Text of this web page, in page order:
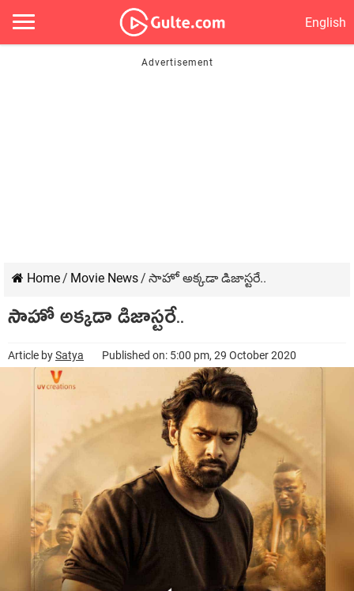
English
Home/ Movie News/ సాహో అక్కడా డిజాస్టరే..
సాహో అక్కడా డిజాస్టరే..
Article bySatya Published on: 5:00 pm, 29 October 2020